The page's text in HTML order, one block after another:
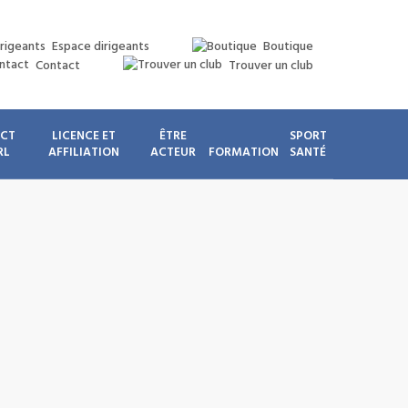
Espace dirigeants
Boutique
Contact
Trouver un club
LICENCE ET
AFFILIATION
ÊTRE
ACTEUR
FORMATION
SPORT
SANTÉ